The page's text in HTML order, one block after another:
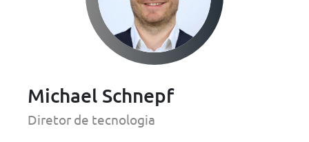
Michael Schnepf
Diretor de tecnologia